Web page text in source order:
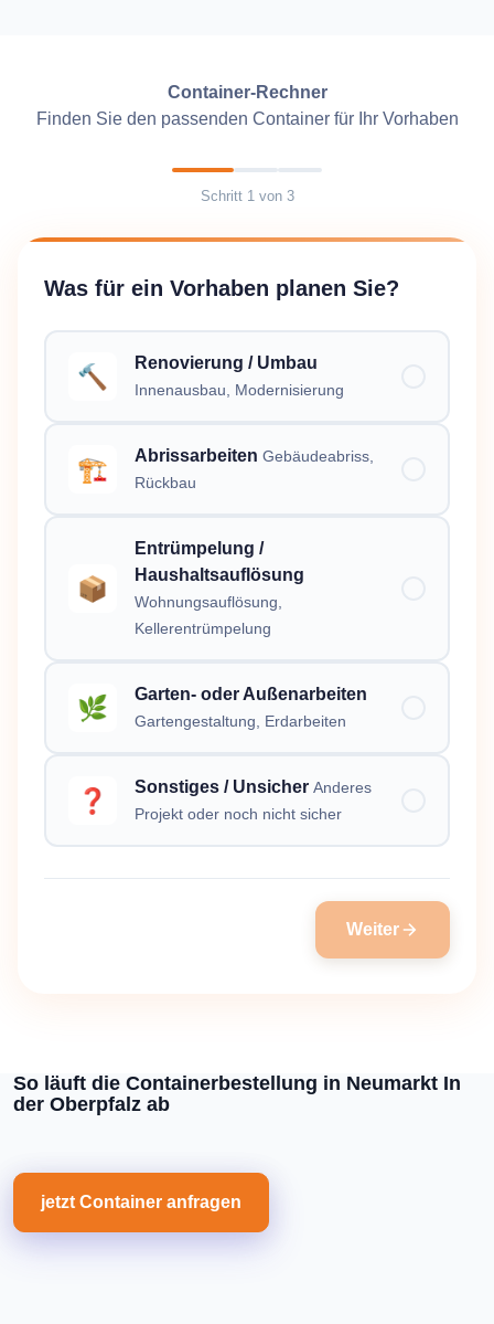
Container-Rechner
Finden Sie den passenden Container für Ihr Vorhaben
Schritt 1von 3
Was für ein Vorhaben planen Sie?
🔨 Renovierung / Umbau
Innenausbau, Modernisierung
🏗️ Abrissarbeiten Gebäudeabriss,
Rückbau
📦
Entrümpelung /
Haushaltsauflösung
Wohnungsauflösung,
Kellerentrümpelung
🌿 Garten- oder Außenarbeiten
Gartengestaltung, Erdarbeiten
❓ Sonstiges / Unsicher Anderes
Projekt oder noch nicht sicher
Weiter
So läuft die Containerbestellung in Neumarkt In
der Oberpfalz ab
jetzt Container anfragen